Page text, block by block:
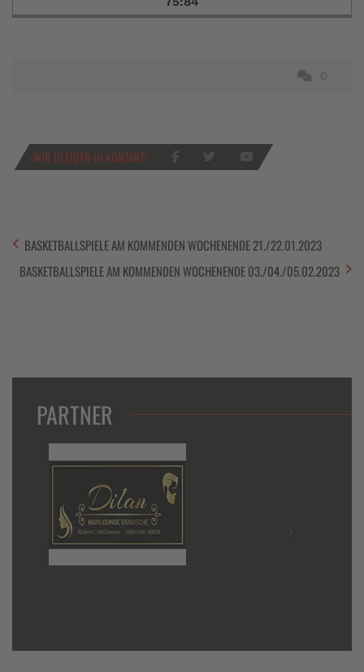
0
WIR BLEIBEN IN KONTAKT!
BASKETBALLSPIELE AM KOMMENDEN WOCHENENDE 21./22.01.2023
BASKETBALLSPIELE AM KOMMENDEN WOCHENENDE 03./04./05.02.2023
PARTNER